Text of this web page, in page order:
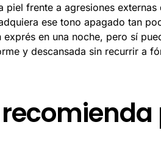
piel frente a agresiones
ese tono apagado tan
en una noche, pero sí
y descansada sin recurrir a